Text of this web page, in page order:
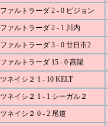
ファルトラーダ 2 - 0 ピジョン
ファルトラーダ 2 - 1 川内
ファルトラーダ 3 - 0 廿日市2
ファルトラーダ 15 - 0 高陽
ツネイシ２ 1 - 10 KELT
ツネイシ２ 1 - 1 シーガル２
ツネイシ２ 0 - 2 尾道